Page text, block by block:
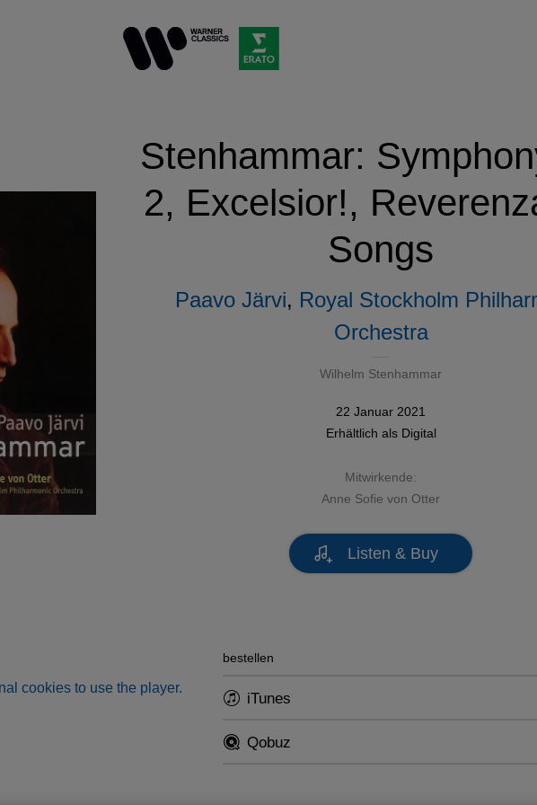
Stenhammar:
2, Excelsior!,
Songs
Paavo Järvi, Royal Stockholm
Orchestra
Wilhelm Stenhammar
22 Januar 2021
Erhältlich als Digital
Mitwirkende:
Anne Sofie von Otter
Listen & Buy
cookies to use the player.
bestellen
iTunes
Qobuz